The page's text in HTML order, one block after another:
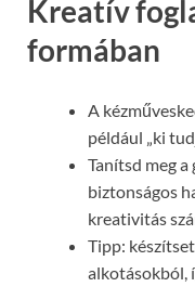
Kreatív
formában
A
például „ki
Tanítsd meg
biztonságos
kreativitás
Tipp:
alkotásokból,